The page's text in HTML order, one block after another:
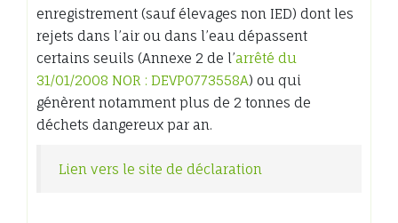
enregistrement (sauf élevages non IED) dont les
rejets dans l’air ou dans l’eau dépassent
certains seuils (Annexe 2 de l’arrêté du
31/01/2008 NOR : DEVP0773558A) ou qui
génèrent notamment plus de 2 tonnes de
déchets dangereux par an.
Lien vers le site de déclaration